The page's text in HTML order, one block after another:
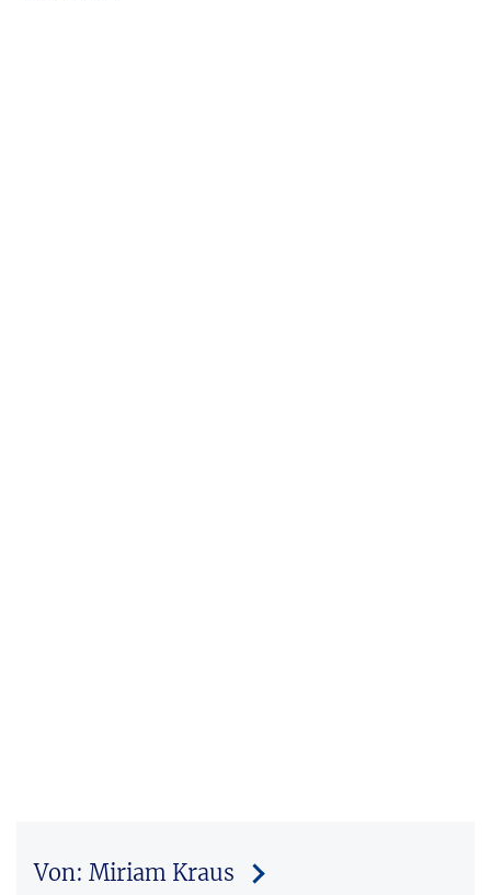
Von: Miriam Kraus